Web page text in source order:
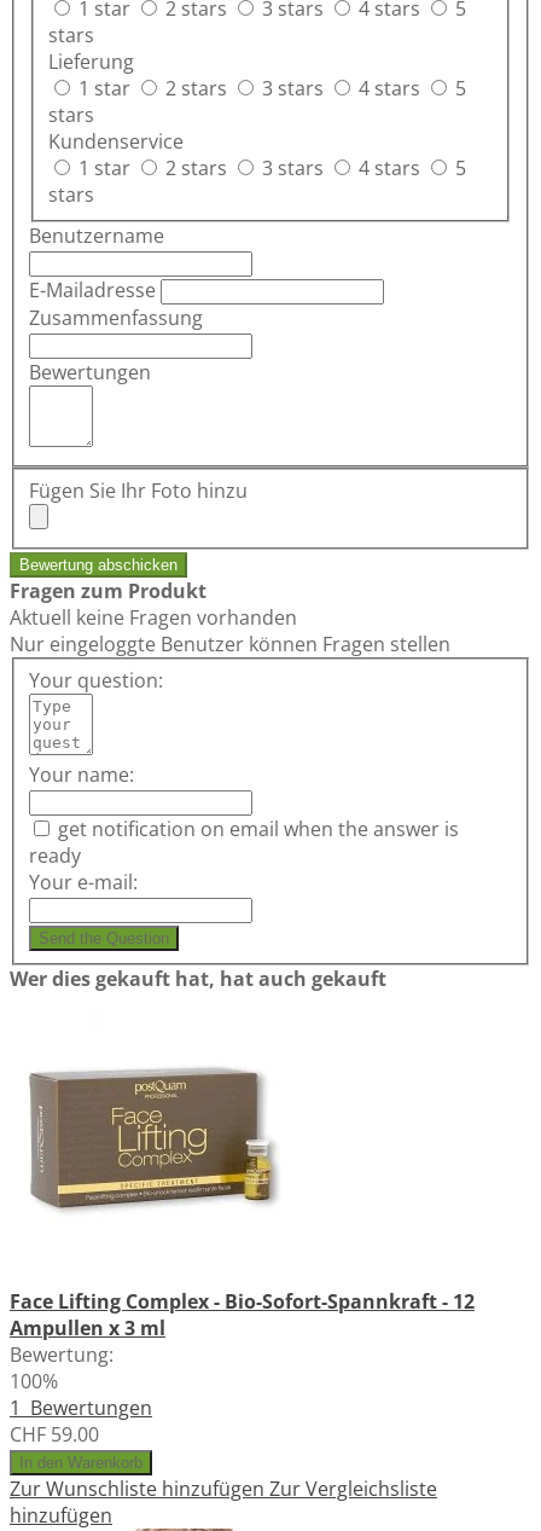
1 star 2 stars 3 stars 4 stars
5
stars
Lieferung
1 star
2 stars 3 stars 4 stars
5
stars
Kundenservice
1 star
2 stars 3 stars 4 stars
5
stars
Benutzername
E-Mailadresse
Zusammenfassung
Bewertungen
Fügen Sie Ihr Foto hinzu
Bewertung abschicken
Fragen zum Produkt
Aktuell keine Fragen vorhanden
Nur eingeloggte Benutzer können Fragen stellen
Your question:
Your name:
get notification on email when the answer is
ready
Your e-mail:
Send the Question
Wer dies gekauft hat, hat auch gekauft
Face Lifting Complex - Bio-Sofort-Spannkraft - 12
Ampullen x 3 ml
Bewertung:
100%
1 Bewertungen
CHF 59.00
In den Warenkorb
Zur Wunschliste hinzufügen Zur Vergleichsliste
hinzufügen